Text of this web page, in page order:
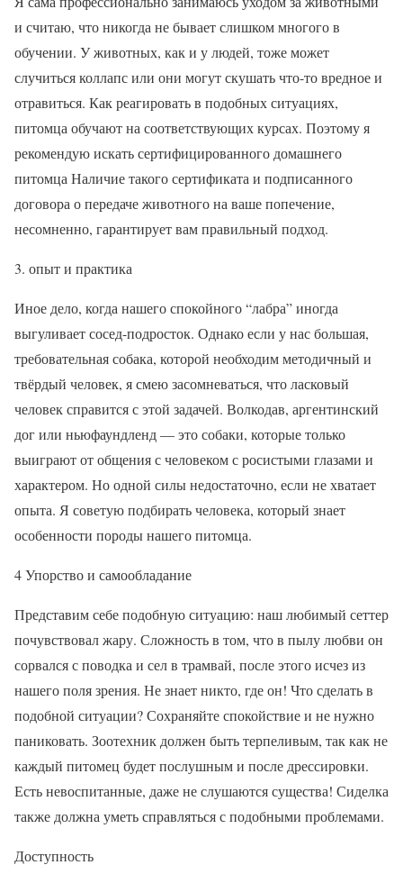
и считаю, что никогда не бывает слишком многого в
обучении. У животных, как и у людей, тоже может
случиться коллапс или они могут скушать что-то вредное и
отравиться. Как реагировать в подобных ситуациях,
питомца обучают на соответствующих курсах. Поэтому я
рекомендую искать сертифицированного домашнего
питомца Наличие такого сертификата и подписанного
договора о передаче животного на ваше попечение,
несомненно, гарантирует вам правильный подход.
3. опыт и практика
Иное дело, когда нашего спокойного “лабра” иногда
выгуливает сосед-подросток. Однако если у нас большая,
требовательная собака, которой необходим методичный и
твёрдый человек, я смею засомневаться, что ласковый
человек справится с этой задачей. Волкодав, аргентинский
дог или ньюфаундленд — это собаки, которые только
выиграют от общения с человеком с росистыми глазами и
характером. Но одной силы недостаточно, если не хватает
опыта. Я советую подбирать человека, который знает
особенности породы нашего питомца.
4 Упорство и самообладание
Представим себе подобную ситуацию: наш любимый сеттер
почувствовал жару. Сложность в том, что в пылу любви он
сорвался с поводка и сел в трамвай, после этого исчез из
нашего поля зрения. Не знает никто, где он! Что сделать в
подобной ситуации? Сохраняйте спокойствие и не нужно
паниковать. Зоотехник должен быть терпеливым, так как не
каждый питомец будет послушным и после дрессировки.
Есть невоспитанные, даже не слушаются существа! Сиделка
также должна уметь справляться с подобными проблемами.
Доступность